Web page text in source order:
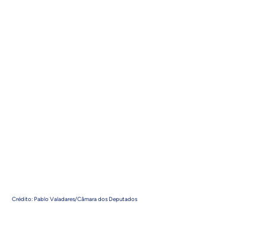
Crédito: Pablo Valadares/Câmara dos Deputados